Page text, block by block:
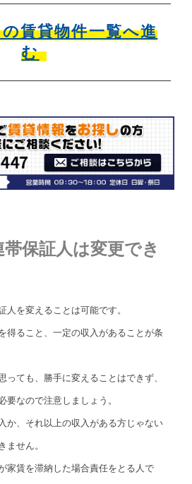
賃貸物件一覧へ進
む
保証人は変更でき
人を変えることは可能です。
得ること、一定の収入があることが条
っても、勝手に変えることはできず、
要なので注意しましょう。
か、それ以上の収入がある方じゃない
ません。
家賃を滞納した場合責任をとる人で